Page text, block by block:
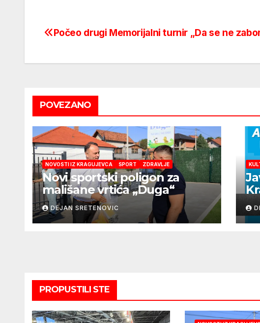
Post
Počeo drugi Memorijalni turnir „Da se ne
POVEZANO
NOVOSTI IZ KRAGUJEVCA SPORT ZDRAVLJE
Novi sportski poligon za
mališane vrtića „Duga“
DEJAN SRETENOVIC
PROPUSTILI STE